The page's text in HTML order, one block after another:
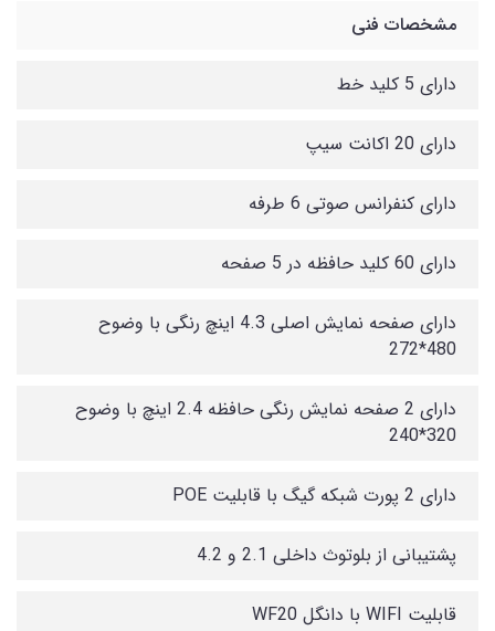
مشخصات فنی
دارای 5 کلید خط
دارای 20 اکانت سیپ
دارای کنفرانس صوتی 6 طرفه
دارای 60 کلید حافظه در 5 صفحه
دارای صفحه نمایش اصلی 4.3 اینچ رنگی با وضوح
480*272
دارای 2 صفحه نمایش رنگی حافظه 2.4 اینچ با وضوح
320*240
دارای 2 پورت شبکه گیگ با قابلیت POE
پشتیبانی از بلوتوث داخلی 2.1 و 4.2
قابلیت WIFI با دانگل WF20